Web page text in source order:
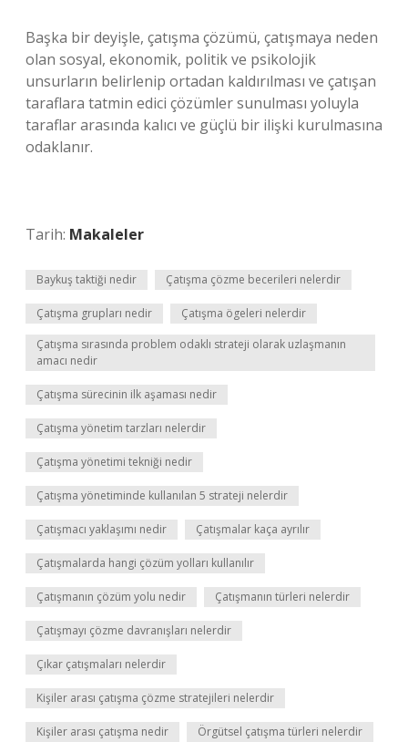
Başka bir deyişle, çatışma çözümü, çatışmaya neden
olan sosyal, ekonomik, politik ve psikolojik
unsurların belirlenip ortadan kaldırılması ve çatışan
taraflara tatmin edici çözümler sunulması yoluyla
taraflar arasında kalıcı ve güçlü bir ilişki kurulmasına
odaklanır.
Tarih: Makaleler
Baykuş taktiği nedir Çatışma çözme becerileri nelerdir
Çatışma grupları nedir
Çatışma ögeleri nelerdir
Çatışma sırasında problem odaklı strateji olarak uzlaşmanın
amacı nedir
Çatışma sürecinin ilk aşaması nedir
Çatışma yönetim tarzları nelerdir
Çatışma yönetimi tekniği nedir
Çatışma yönetiminde kullanılan 5 strateji nelerdir
Çatışmacı yaklaşımı nedir Çatışmalar kaça ayrılır
Çatışmalarda hangi çözüm yolları kullanılır
Çatışmanın çözüm yolu nedir Çatışmanın türleri nelerdir
Çatışmayı çözme davranışları nelerdir
Çıkar çatışmaları nelerdir
Kişiler arası çatışma çözme stratejileri nelerdir
Kişiler arası çatışma nedir Örgütsel çatışma türleri nelerdir